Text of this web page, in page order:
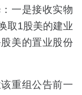
一是接收实物
取1股美的建业
美的置业股份
重组公告前一